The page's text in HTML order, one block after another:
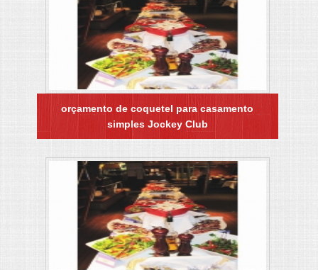
orçamento de coquetel para casamento
simples Jockey Club